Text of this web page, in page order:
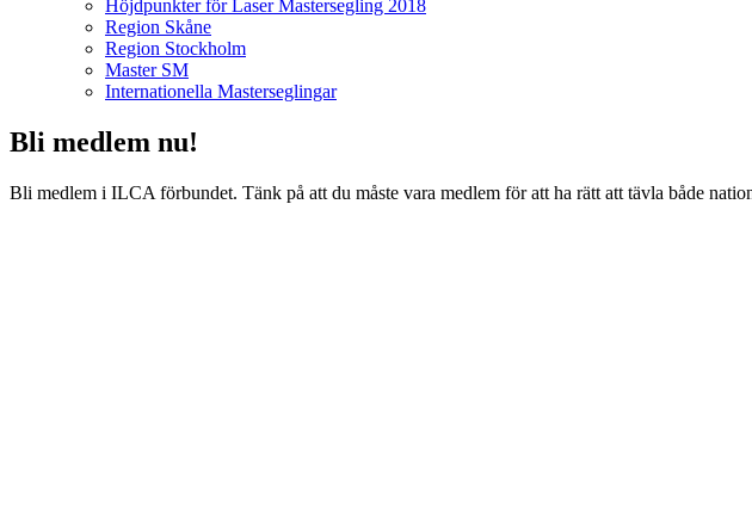
Höjdpunkter för Laser Mastersegling 2018
Region Skåne
Region Stockholm
Master SM
Internationella Masterseglingar
Bli medlem nu!
Bli medlem i ILCA förbundet. Tänk på att du måste vara medlem för att ha rätt att tävla både